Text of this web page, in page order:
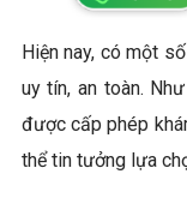
Hiện nay, có một
uy tín, an toàn.
được cấp phép
thể tin tưởng lựa